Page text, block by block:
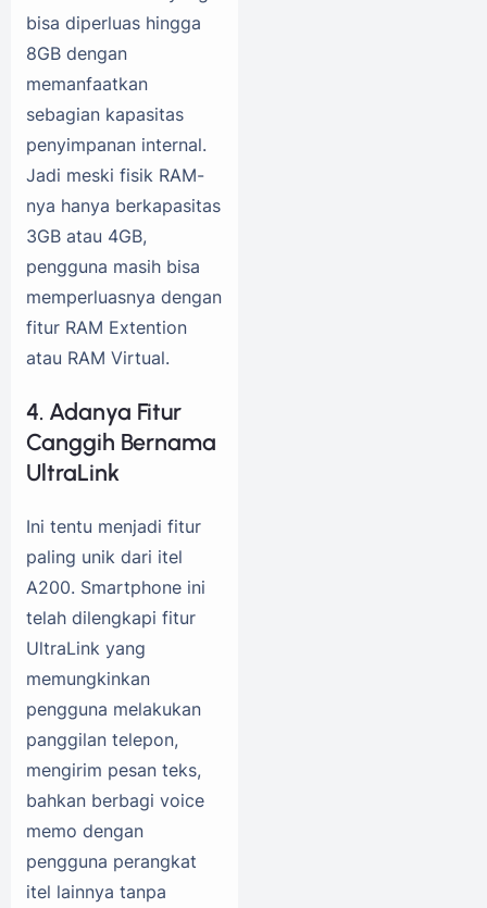
bisa diperluas hingga
8GB dengan
memanfaatkan
sebagian kapasitas
penyimpanan internal.
Jadi meski fisik RAM-
nya hanya berkapasitas
3GB atau 4GB,
pengguna masih bisa
memperluasnya dengan
fitur RAM Extention
atau RAM Virtual.
4. Adanya Fitur
Canggih Bernama
UltraLink
Ini tentu menjadi fitur
paling unik dari itel
A200. Smartphone ini
telah dilengkapi fitur
UltraLink yang
memungkinkan
pengguna melakukan
panggilan telepon,
mengirim pesan teks,
bahkan berbagi voice
memo dengan
pengguna perangkat
itel lainnya tanpa